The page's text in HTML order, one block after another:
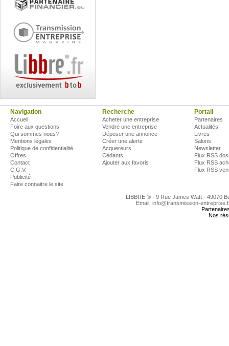
Navigation
Accueil
Foire aux questions
Qui sommes nous?
Mentions légales
Politique de confidentialité
Offres
Contact
C.G.V.
Publicité
Faire connaitre le site
Recherche
Acheter une entreprise
Vendre une entreprise
Déposer une annonce
Créer une alerte
Acquereurs
Cédants
Ajouter aux favoris
Portail
Partenaires
Actualités
Livres
Salons
Newsletter
Flux RSS
Flux RSS
Flux RSS
LIBBRE ® - 9 Rue James Watt - 49070
Email: info@transmission-
Nos